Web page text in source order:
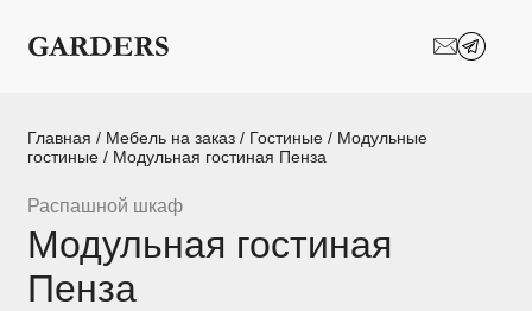
Шкафы-купе
Межкомнатные
Мебель в детскую Мебель в ванную
Главная / Мебель на заказ / Гостиные / Модульные
гостиные / Модульная гостиная Пенза
Распашной шкаф
Модульная гостиная
Пенза